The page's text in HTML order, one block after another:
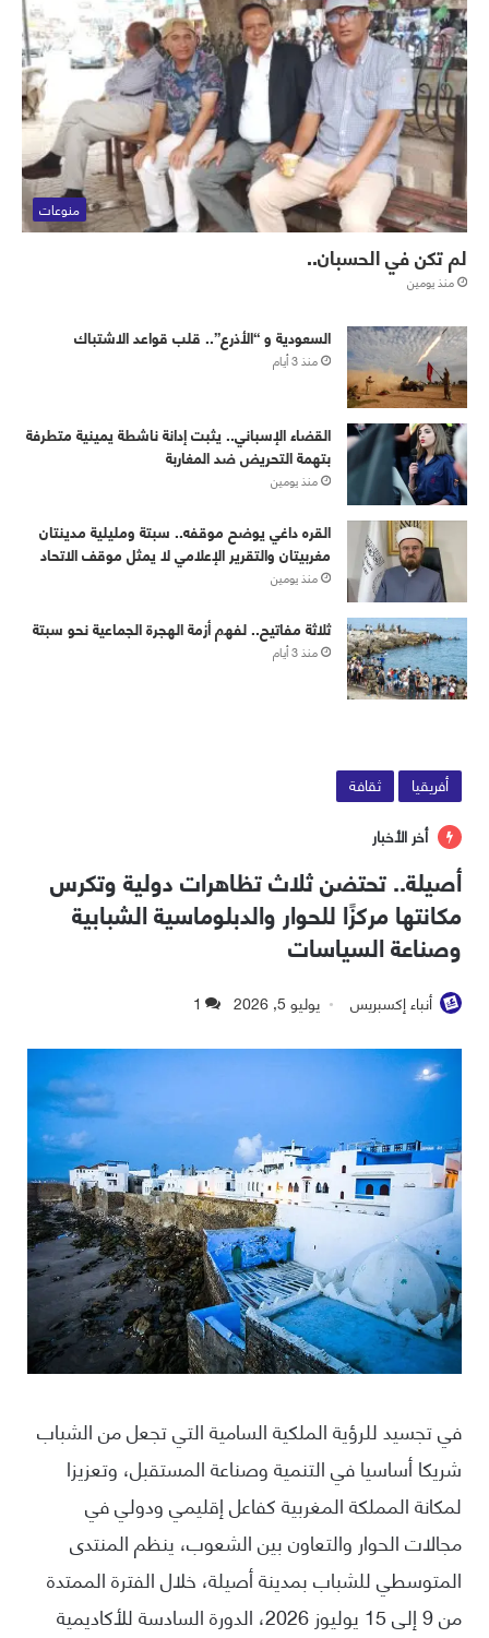
منوعات
لم تكن في الحسبان..
منذ يومين
‏⁧‫السعودية‬⁩ و “الأذرع”.. قلب قواعد الاشتباك
منذ 3 أيام
القضاء الإسباني.. يثبت إدانة ناشطة يمينية متطرفة
بتهمة التحريض ضد المغاربة
منذ يومين
القره داغي يوضح موقفه.. سبتة ومليلية مدينتان
مغربيتان والتقرير الإعلامي لا يمثل موقف الاتحاد
منذ يومين
ثلاثة مفاتيح.. لفهم أزمة الهجرة الجماعية نحو سبتة
منذ 3 أيام